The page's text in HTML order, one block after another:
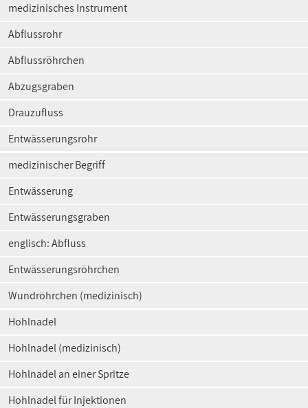
medizinisches Instrument
Abflussrohr
Abflussröhrchen
Abzugsgraben
Drauzufluss
Entwässerungsrohr
medizinischer Begriff
Entwässerung
Entwässerungsgraben
englisch: Abfluss
Entwässerungsröhrchen
Wundröhrchen (medizinisch)
Hohlnadel
Hohlnadel (medizinisch)
Hohlnadel an einer Spritze
Hohlnadel für Injektionen